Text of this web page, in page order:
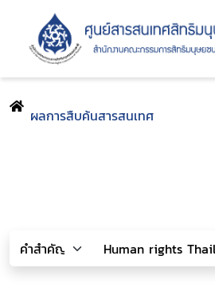
ผลการสืบค้นสารสนเทศ